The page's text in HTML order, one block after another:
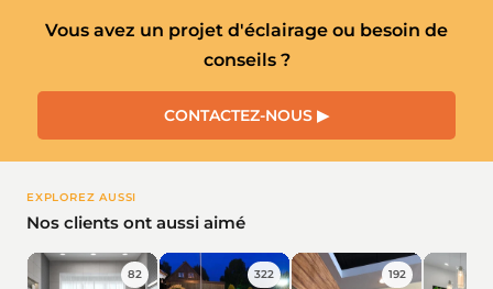
Vous avez un projet d'éclairage ou besoin de
conseils ?
CONTACTEZ-NOUS ▶
EXPLOREZ AUSSI
Nos clients ont aussi aimé
82 322 192